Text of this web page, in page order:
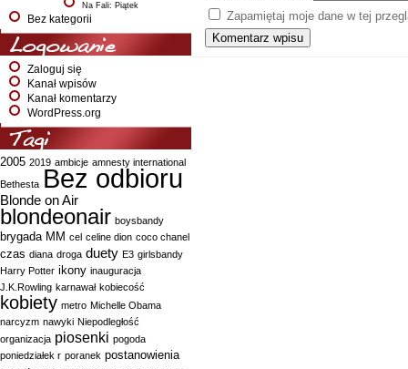
Na Fali: Piątek
Bez kategorii
Logowanie
Zaloguj się
Kanał wpisów
Kanał komentarzy
WordPress.org
Tagi
2005 2019 ambicje amnesty international
Bethesta Bez odbioru
Blonde on Air
blondeonair boysbandy
brygada MM cel celine dion coco chanel
czas diana droga duety E3 girlsbandy
Harry Potter ikony inauguracja
J.K.Rowling karnawał kobiecość
kobiety metro Michelle Obama
narcyzm nawyki Niepodległość
organizacja piosenki pogoda
poniedziałek r poranek postanowienia
Zapamiętaj moje dane w tej